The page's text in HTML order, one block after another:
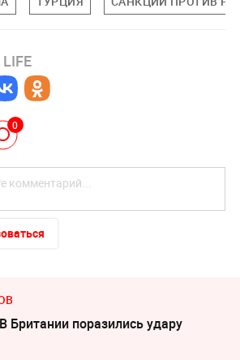
0
Британии поразились удару